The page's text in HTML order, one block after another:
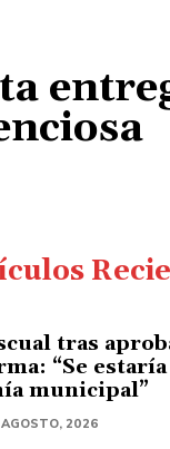
tras
“Se
municipal”
2026